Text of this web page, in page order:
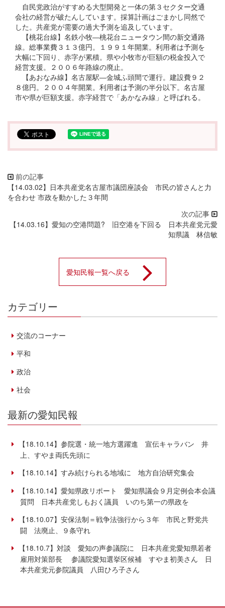
自民党政治がすすめる大型開発と一体の第３セクター交通
会社の経営が破たんしています。採算計画はごまかし同然で
した。共産党が需要の過大予測を追及しています。
【桃花台線】名鉄小牧―桃花台ニュータウン間の新交通路
線。総事業費３１３億円。１９９１年開業。利用者は予測を
大幅に下回り、赤字が累積。県や小牧市が巨額の税金投入で
経営支援。２００６年路線の廃止。
【あおなみ線】名古屋駅―金城ふ頭間で運行。建設費９２
８億円。２００４年開業。利用者は予測の半分以下。名古屋
市や県が巨額支援。赤字経営で「あかなみ線」と呼ばれる。
【14.03.02】日本共産党名古屋市議団座談会 市民の皆さんと力
を合わせ 市政を動かした３年間
【14.03.16】愛知の空港問題? 旧空港を下回る 日本共産党元愛
知県議 林信敏
愛知民報一覧へ戻る
カテゴリー
交流のコーナー
平和
政治
社会
最新の愛知民報
【18.10.14】参院選・統一地方選躍進 宣伝キャラバン 井
上、すやま両氏先頭に
【18.10.14】すみ続けられる地域に 地方自治研究集会
【18.10.14】愛知県政リポート 愛知県議会９月定例会本会議
質問 日本共産党しもおく議員 いのち第一の県政を
【18.10.07】安保法制＝戦争法強行から３年 市民と野党共
闘 法廃止、９条守れ
【18.10.7】対談 愛知の声参議院に 日本共産党愛知県若者
雇用対策部長 参議院愛知選挙区候補 すやま初美さん 日
本共産党元参院議員 八田ひろ子さん